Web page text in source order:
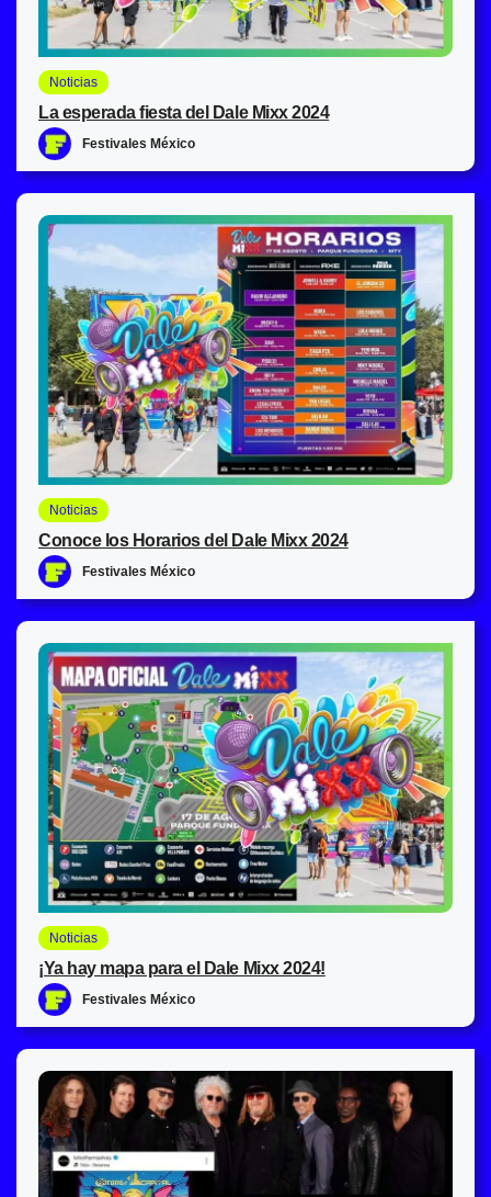
Noticias
La esperada fiesta del Dale Mixx 2024
Festivales México
Noticias
Conoce los Horarios del Dale Mixx 2024
Festivales México
Noticias
¡Ya hay mapa para el Dale Mixx 2024!
Festivales México